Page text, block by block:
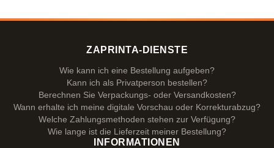
ZAPRINTA-DIENSTE
Wie kann ich eine Bestellung aufgeben?
Kann ich als Privatperson bestellen?
Berechnen Sie Verpackungs- oder Versandkosten?
Wann erhalte ich meine digitale Vorschau oder Korrekturabzug?
Welche Zahlungsmethoden stehen zur Verfügung?
Wie lange ist die Lieferzeit meiner Bestellung?
INFORMATIONEN